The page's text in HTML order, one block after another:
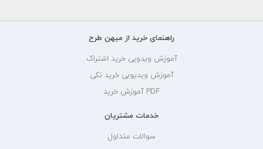
راهنمای خرید از میهن طرح
آموزش ویدویی خرید اشتراک
آموزش ویدیویی خرید تکی
PDF آموزش خرید
خدمات مشتریان
سوالات متداول